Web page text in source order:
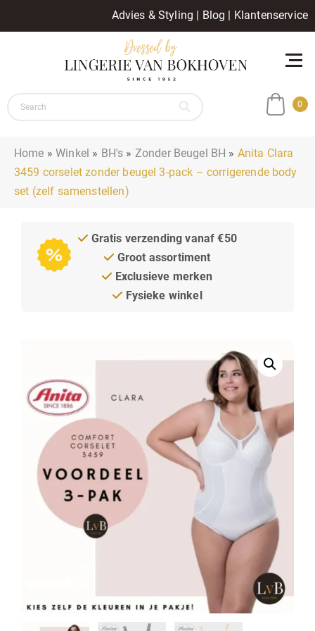
Advies & Styling | Blog | Klantenservice
0
Home »Winkel » BH's » Zonder Beugel BH » Anita Clara
3459 corselet zonder beugel 3-pack – corrigerende body
set (zelf samenstellen)
Gratis verzending vanaf €50
Groot assortiment
Exclusieve merken
Fysieke winkel